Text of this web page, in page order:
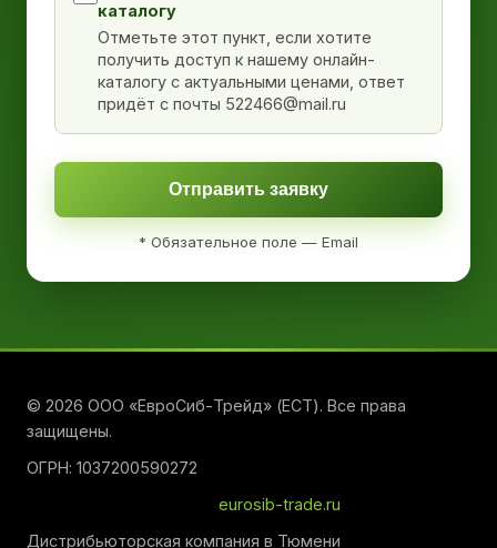
каталогу
Отметьте этот пункт, если хотите
получить доступ к нашему онлайн-
каталогу с актуальными ценами, ответ
придёт с почты 522466@mail.ru
Отправить заявку
* Обязательное поле — Email
© 2026 ООО «ЕвроСиб-Трейд» (ЕСТ). Все права
защищены.
ОГРН: 1037200590272
eurosib-trade.ru
Дистрибьюторская компания в Тюмени